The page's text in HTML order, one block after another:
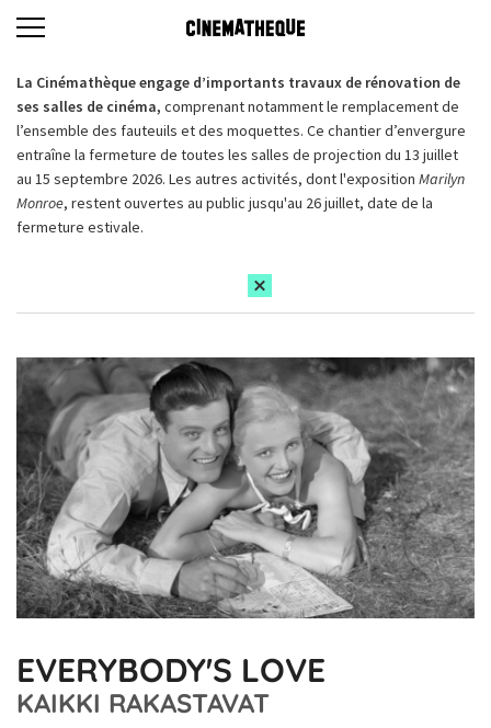
La Cinémathèque engage d’importants travaux de rénovation de
ses salles de cinéma, comprenant notamment le remplacement de
l’ensemble des fauteuils et des moquettes. Ce chantier d’envergure
entraîne la fermeture de toutes les salles de projection du 13 juillet
au 15 septembre 2026. Les autres activités, dont l'exposition Marilyn
Monroe, restent ouvertes au public jusqu'au 26 juillet, date de la
fermeture estivale.
EVERYBODY'S LOVE
KAIKKI RAKASTAVAT